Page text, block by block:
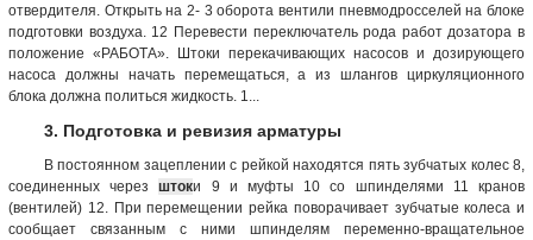
отвердителя. Открыть на 2- 3 оборота вентили пневмодросселей на блоке
подготовки воздуха. 12 Перевести переключатель рода работ дозатора в
положение «РАБОТА». Штоки перекачивающих насосов и дозирующего
насоса должны начать перемещаться, а из шлангов циркуляционного
блока должна политься жидкость. 1...
3. Подготовка и ревизия арматуры
В постоянном зацеплении с рейкой находятся пять зубчатых колес 8,
соединенных черезштоки 9 и муфты 10 со шпинделями 11 кранов
(вентилей) 12. При перемещении рейка поворачивает зубчатые колеса и
сообщает связанным с ними шпинделям переменно-вращательное